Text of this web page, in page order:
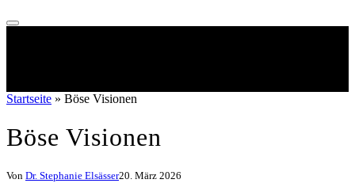
Startseite » Böse Visionen
Böse Visionen
Von Dr. Stephanie Elsässer20. März 2026